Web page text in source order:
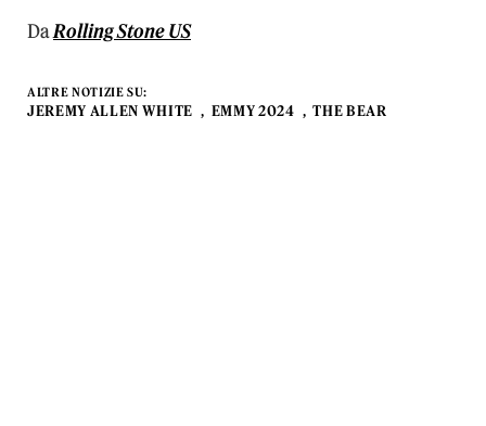
DaRolling Stone US
ALTRE NOTIZIE SU:
JEREMY ALLEN WHITE EMMY 2024 THE BEAR